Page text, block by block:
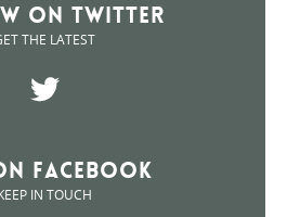
on Twitter
THE LATEST
Facebook
IN TOUCH